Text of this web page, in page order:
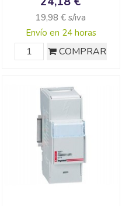
19,98 € s/iva
Envío en 24 horas
COMPRAR